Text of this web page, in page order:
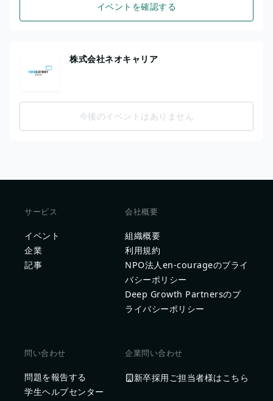
イベントを確認する
株式会社ネオキャリア
今後のイベントはありません
サービス
イベント
企業
記事
会社概要
組織概要
利用規約
NPO法人en-courageのプライ
バシーポリシー
Deep Growth Partnersのプ
ライバシーポリシー
問い合わせ
問題を報告する
学生ヘルプセンター
企業問い合わせ
新卒採用ご担当者様はこちら